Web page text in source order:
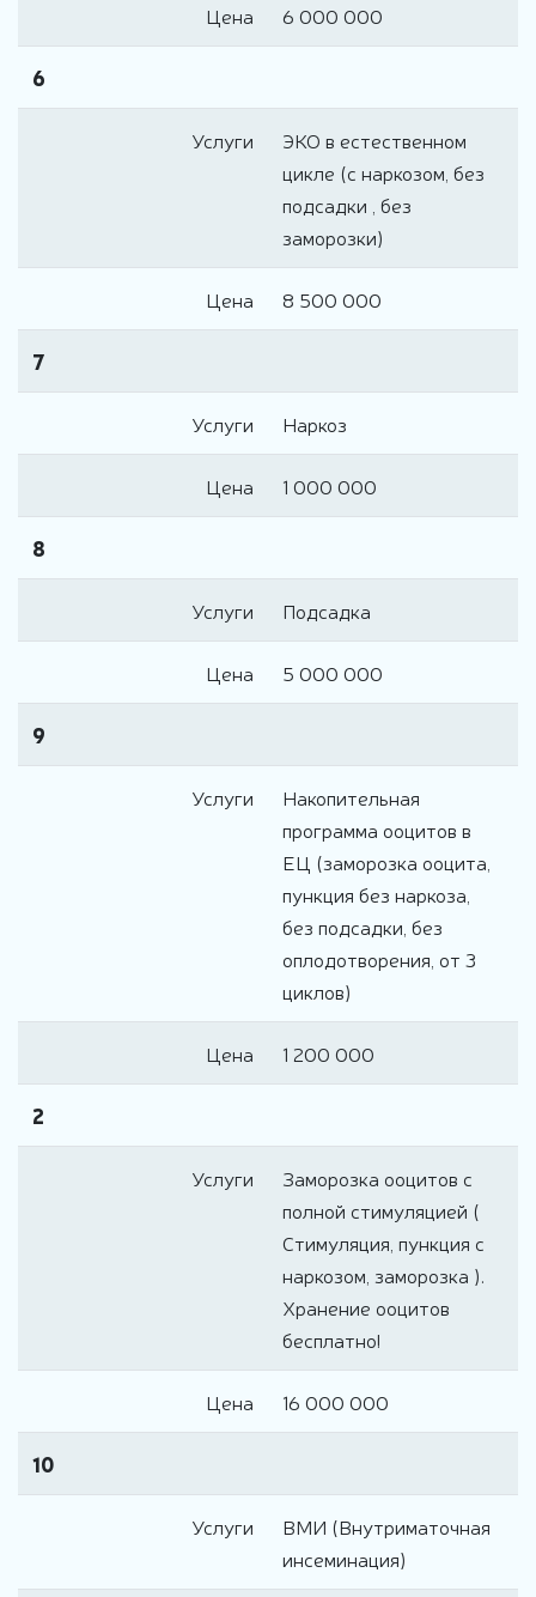
Цена 6 000 000
6
Услуги
ЭКО в естественном
цикле (с наркозом, без
подсадки , без
заморозки)
Цена 8 500 000
7
Услуги Наркоз
Цена 1 000 000
8
Услуги Подсадка
Цена 5 000 000
9
Услуги
Накопительная
программа ооцитов в
ЕЦ (заморозка ооцита,
пункция без наркоза,
без подсадки, без
оплодотворения, от 3
циклов)
Цена 1 200 000
2
Услуги
Заморозка ооцитов с
полной стимуляцией (
Стимуляция, пункция с
наркозом, заморозка ).
Хранение ооцитов
бесплатно!
Цена 16 000 000
10
Услуги
ВМИ (Внутриматочная
инсеминация)